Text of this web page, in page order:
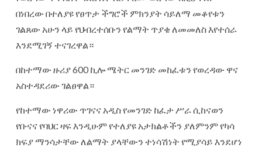
በነበረው በተለያዩ የፀጥታ ችግሮች ምክንያት ሳይለማ መቆየቱን
ገልጸው አሁን ላይ የህብረተሰቡን የልማት ጥያቄ ለመመለስ እየተሰራ
እንደሚገኝ ተናገረዋል።
በከተማው ዙሪያ 600 ኪሎ ሜትር መንገድ መከፈቱን የወረዳው ዋና
አስተዳደሪው ገልፀዋል።
የከተማው ነዋሪው ጥገናና አዲስ የመንገድ ከፈታ ሥራ ሲከናወን
የቡናና የባህር ዛፍ እንዲሁም የተለያዩ አታክልቶችን ያለምንም የካሳ
ክፍያ ማንሳታቸው ለልማት ያላቸውን ተነሳሽነት የሚያሳይ እንደሆነ